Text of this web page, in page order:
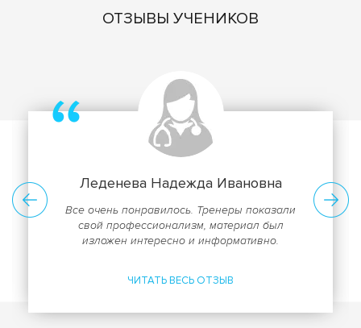
ОТЗЫВЫ УЧЕНИКОВ
Леденева Надежда Ивановна
Все очень понравилось. Тренеры показали
свой профессионализм, материал был
изложен интересно и информативно.
ЧИТАТЬ ВЕСЬ ОТЗЫВ